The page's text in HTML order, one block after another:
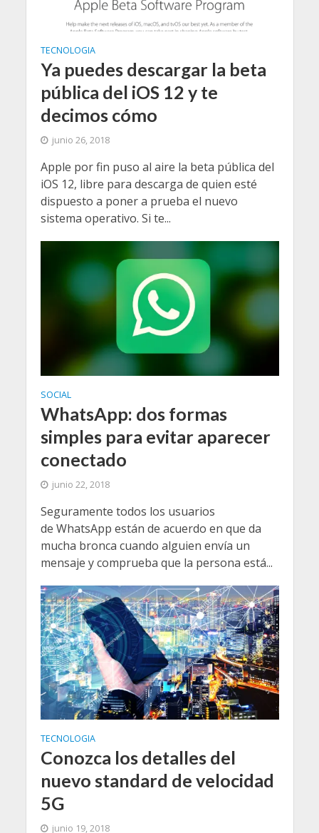
TECNOLOGIA
Ya puedes descargar la beta
pública del iOS 12 y te
decimos cómo
junio 26, 2018
Apple por fin puso al aire la beta pública del
iOS 12, libre para descarga de quien esté
dispuesto a poner a prueba el nuevo
sistema operativo. Si te...
SOCIAL
WhatsApp: dos formas
simples para evitar aparecer
conectado
junio 22, 2018
Seguramente todos los usuarios
de WhatsApp están de acuerdo en que da
mucha bronca cuando alguien envía un
mensaje y comprueba que la persona está...
TECNOLOGIA
Conozca los detalles del
nuevo standard de velocidad
5G
junio 19, 2018